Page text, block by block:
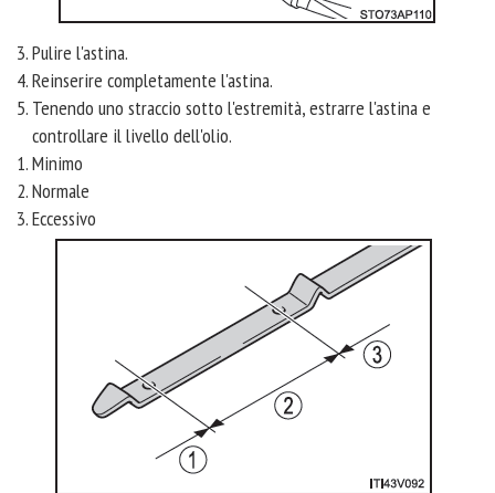
Pulire l'astina.
Reinserire completamente l'astina.
Tenendo uno straccio sotto l'estremità, estrarre l'astina e
controllare il livello dell'olio.
Minimo
Normale
Eccessivo